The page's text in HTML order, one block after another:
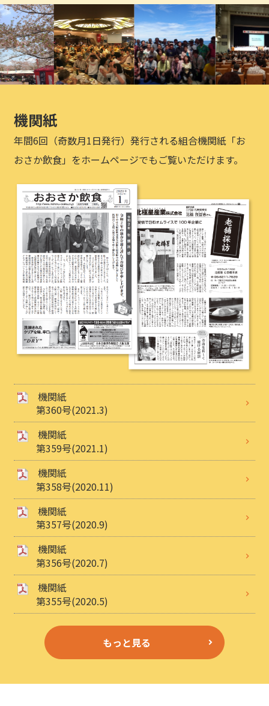
機関紙
年間6回（奇数月1日発行）発行される組合機関紙「お
おさか飲食」をホームページでもご覧いただけます。
機関紙
第360号(2021.3)
機関紙
第359号(2021.1)
機関紙
第358号(2020.11)
機関紙
第357号(2020.9)
機関紙
第356号(2020.7)
機関紙
第355号(2020.5)
もっと見る